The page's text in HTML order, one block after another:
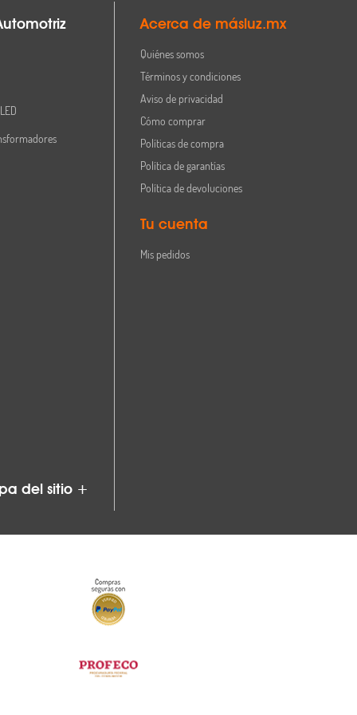
del sitio +
Acerca de másluz.mx
Quiénes somos
Términos y condiciones
Aviso de privacidad
Cómo comprar
Políticas de compra
Política de garantías
Política de devoluciones
Tu cuenta
Mis pedidos